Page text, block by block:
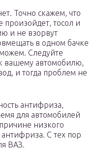
Точно скажем, что
тосол и
и не взорвут
в одном бачке
Следуйте
вашему автомобилю,
и тогда проблем не
антифриза,
для автомобилей
низкого
антифриза. С тех пор
ВАЗ.